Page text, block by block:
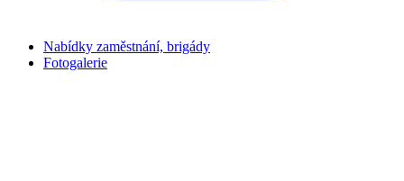
Nabídky zaměstnání, brigády
Fotogalerie